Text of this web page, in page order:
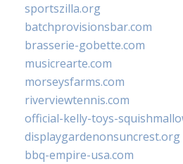
sportszilla.org
batchprovisionsbar.com
brasserie-gobette.com
musicrearte.com
morseysfarms.com
riverviewtennis.com
official-kelly-toys-
displaygardenonsuncrest.org
bbq-empire-usa.com